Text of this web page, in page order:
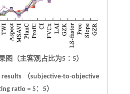
图（主客观占比为5∶5）
results （subjective-to-objective
ratio = 5：5）